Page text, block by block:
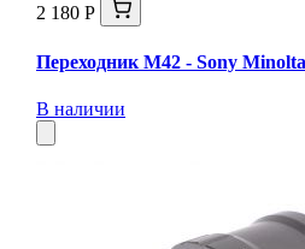
2 180 Р
Переходник M42 - Sony
В наличии